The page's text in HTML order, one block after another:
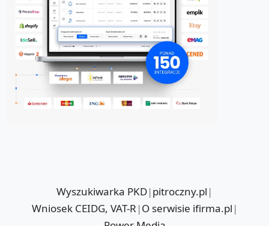
Wyszukiwarka PKD|pitroczny.pl |
Wniosek CEIDG, VAT-R |O serwisie ifirma.pl |